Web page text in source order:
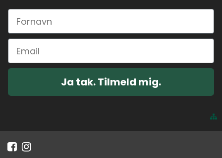
Ja tak. Tilmeld mig.